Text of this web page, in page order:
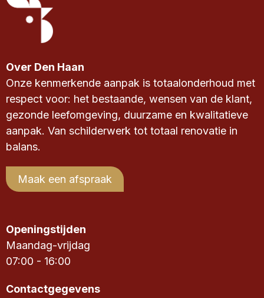
Over Den Haan
Onze kenmerkende aanpak is totaalonderhoud met
respect voor: het bestaande, wensen van de klant,
gezonde leefomgeving, duurzame en kwalitatieve
aanpak. Van schilderwerk tot totaal renovatie in
balans.
Maak een afspraak
Openingstijden
Maandag-vrijdag
07:00 - 16:00
Contactgegevens